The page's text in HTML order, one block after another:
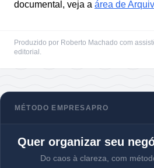
documental, veja a área de
Produzido por Roberto Machado com
editorial.
MÉTODO EMPRESAPRO
Quer organizar seu
Do caos à clareza, com